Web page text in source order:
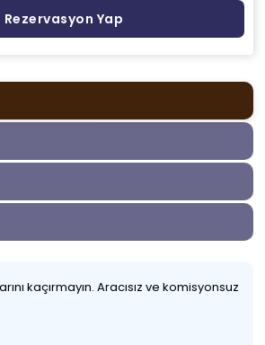
Rezervasyon Yap
kaçırmayın. Aracısız ve komisyonsuz